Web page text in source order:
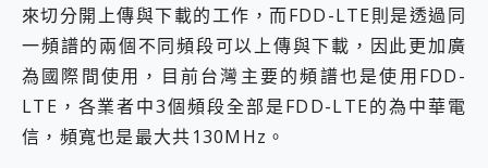
來切分開上傳與下載的工作，而FDD-LTE則是透過同
一頻譜的兩個不同頻段可以上傳與下載，因此更加廣
為國際間使用，目前台灣主要的頻譜也是使用FDD-
LTE，各業者中3個頻段全部是FDD-LTE的為中華電
信，頻寬也是最大共130MHz。